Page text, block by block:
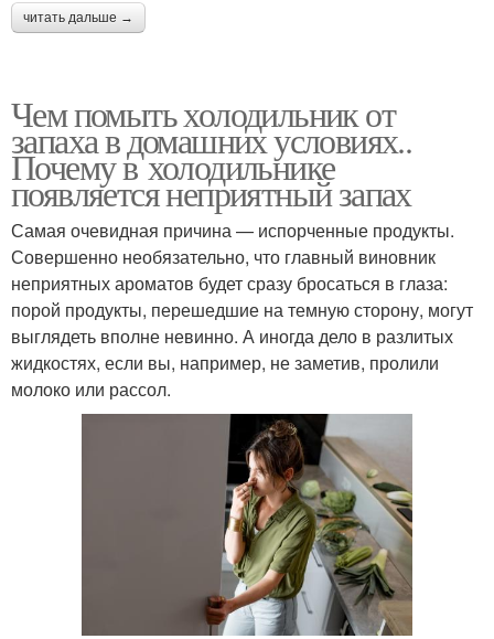
читать дальше →
Чем помыть холодильник от
запаха в домашних условиях..
Почему в холодильнике
появляется неприятный запах
Самая очевидная причина — испорченные продукты.
Совершенно необязательно, что главный виновник
неприятных ароматов будет сразу бросаться в глаза:
порой продукты, перешедшие на темную сторону, могут
выглядеть вполне невинно. А иногда дело в разлитых
жидкостях, если вы, например, не заметив, пролили
молоко или рассол.